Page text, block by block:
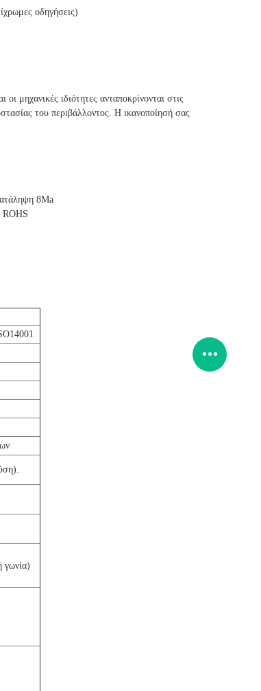
οδηγήσεις)
μηχανικές ιδιότητες ανταποκρίνονται στις
του περιβάλλοντος. Η ικανοποίησή σας
8Ma
ROHS
γωνία)